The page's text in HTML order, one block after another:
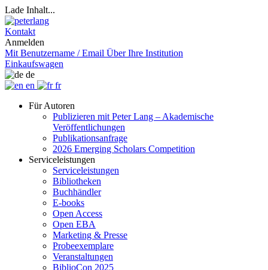
Lade Inhalt...
Kontakt
Anmelden
Mit Benutzername / Email Über Ihre Institution
Einkaufswagen
de
en
fr
Für Autoren
Publizieren mit Peter Lang – Akademische
Veröffentlichungen
Publikationsanfrage
2026 Emerging Scholars Competition
Serviceleistungen
Serviceleistungen
Bibliotheken
Buchhändler
E-books
Open Access
Open EBA
Marketing & Presse
Probeexemplare
Veranstaltungen
BiblioCon 2025